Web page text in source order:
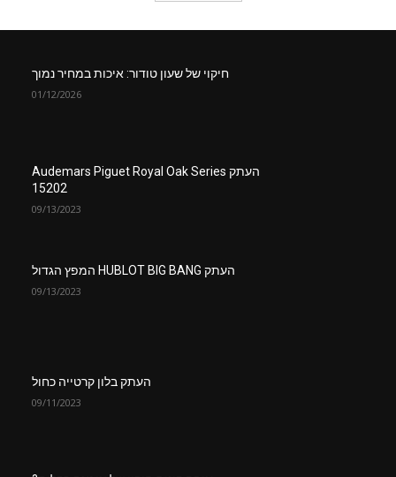
חיקוי של שעון טודור: איכות במחיר נמוך
01/12/2026
העתק Audemars Piguet Royal Oak Series
15202
09/13/2023
העתק HUBLOT BIG BANG המפץ הגדול
09/13/2023
העתק בלון קרטייה כחול
09/11/2023